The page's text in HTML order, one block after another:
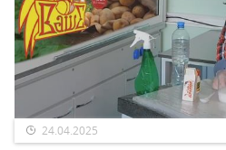
24.04.2025